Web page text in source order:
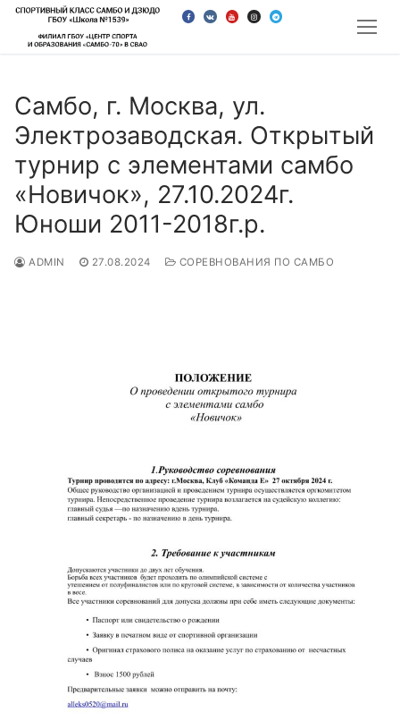
Перейти
Самбо, г. Москва, ул.
Электрозаводская. Открытый
турнир с элементами самбо
«Новичок», 27.10.2024г.
Юноши 2011-2018г.р.
ADMIN 27.08.2024 СОРЕВНОВАНИЯ ПО САМБО